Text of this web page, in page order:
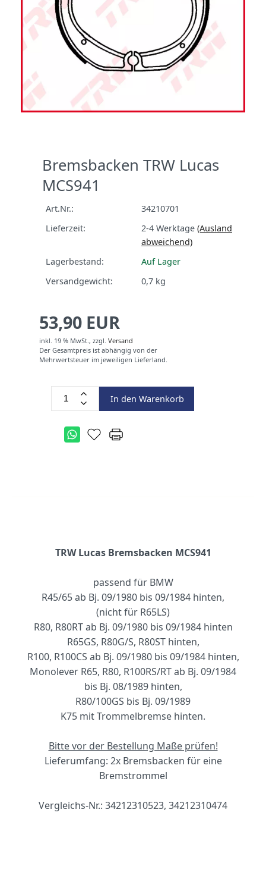
Bremsbacken TRW Lucas
MCS941
Art.Nr.:
34210701
Lieferzeit:
2-4 Werktage (Ausland
abweichend)
Lagerbestand:
Auf Lager
Versandgewicht:
0,7 kg
53,90 EUR
inkl. 19 % MwSt., zzgl. Versand
Der Gesamtpreis ist abhängig von der
Mehrwertsteuer im jeweiligen Lieferland.
In den Warenkorb
TRW Lucas Bremsbacken MCS941
passend für BMW
R45/65 ab Bj. 09/1980 bis 09/1984 hinten,
(nicht für R65LS)
R80, R80RT ab Bj. 09/1980 bis 09/1984 hinten
R65GS, R80G/S, R80ST hinten,
R100, R100CS ab Bj. 09/1980 bis 09/1984 hinten,
Monolever R65, R80, R100RS/RT ab Bj. 09/1984
bis Bj. 08/1989 hinten,
R80/100GS bis Bj. 09/1989
K75 mit Trommelbremse hinten.
Bitte vor der Bestellung Maße prüfen!
Lieferumfang: 2x Bremsbacken für eine
Bremstrommel
Vergleichs-Nr.: 34212310523, 34212310474